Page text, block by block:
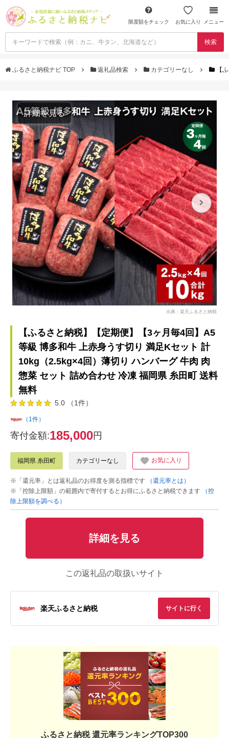
限度額をチェック お気に入り メニュー
検索
ふるさと納税ナビ TOP 返礼品検索 カテゴリーなし 【
詳細を見る
出典：楽天ふるさと納税
【ふるさと納税】【定期便】【3ヶ月毎4回】A5
等級 博多和牛 上赤身うす切り 満足Kセット 計
10kg（2.5kg×4回）薄切り ハンバーグ 牛肉 肉
惣菜 セット 詰め合わせ 冷凍 福岡県 糸田町 送料
無料
5.0 （1件）
（1件）
寄付金額:185,000円
福岡県 糸田町 カテゴリーなし お気に入り
※「還元率」とは返礼品のお得度を測る指標です
（還元率とは）
※「控除上限額」の範囲内で寄付するとお得にふるさと納税できます
（控
除上限額を調べる）
詳細を見る
この返礼品の取扱いサイト
楽天ふるさと納税 サイトに行く
ふるさと納税 還元率ランキングTOP300